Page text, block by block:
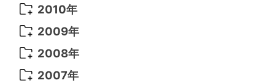
2011年 12月
2011年 11月
2011年 10月
2011年 9月
2010年
2010年 12月
2010年 11月
2010年 10月
2009年
2009年 12月
2009年 11月
2008年
2008年 12月
2007年